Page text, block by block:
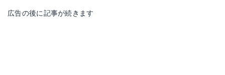
広告の後に記事が続きます